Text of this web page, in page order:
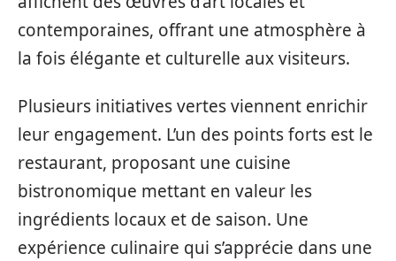
contemporaines, offrant une atmosphère à
la fois élégante et culturelle aux visiteurs.
Plusieurs initiatives vertes viennent enrichir
leur engagement. L’un des points forts est le
restaurant, proposant une cuisine
bistronomique mettant en valeur les
ingrédients locaux et de saison. Une
expérience culinaire qui s’apprécie dans une